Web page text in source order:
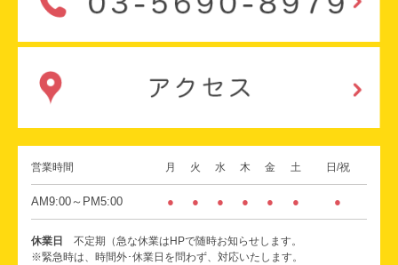
営業時間 月 火 水 木 金 土 日/祝
AM9:00～PM5:00 ● ● ● ● ● ● ●
休業日
不定期（急な休業はHPで随時お知らせします。
※緊急時は、時間外･休業日を問わず、対応いたします。